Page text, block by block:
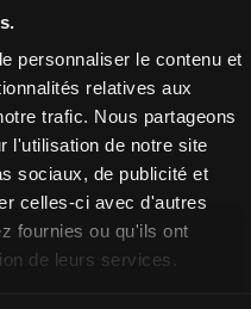
personnaliser le contenu et
relatives aux
trafic. Nous partageons
l'utilisation de notre site
sociaux, de publicité et
celles-ci avec d'autres
fournies ou qu'ils ont
de leurs services.